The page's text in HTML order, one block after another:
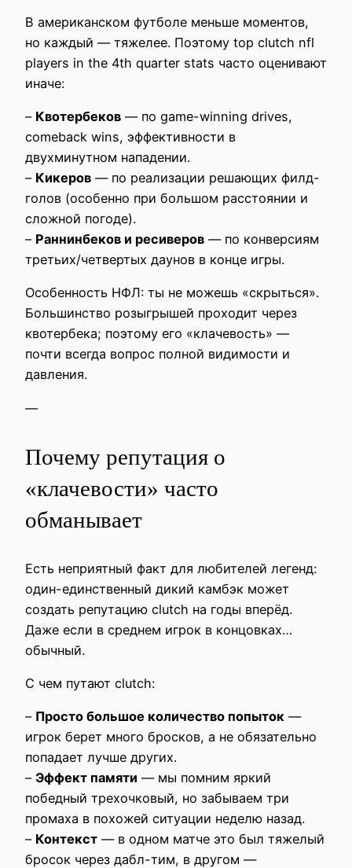
В американском футболе меньше моментов,
но каждый — тяжелее. Поэтому top clutch nfl
players in the 4th quarter stats часто оценивают
иначе:
– Квотербеков — по game-winning drives,
comeback wins, эффективности в
двухминутном нападении.
– Кикеров — по реализации решающих филд-
голов (особенно при большом расстоянии и
сложной погоде).
– Раннинбеков и ресиверов — по конверсиям
третьих/четвертых даунов в конце игры.
Особенность НФЛ: ты не можешь «скрыться».
Большинство розыгрышей проходит через
квотербека; поэтому его «клачевость» —
почти всегда вопрос полной видимости и
давления.
—
Почему репутация о
«клачевости» часто
обманывает
Есть неприятный факт для любителей легенд:
один-единственный дикий камбэк может
создать репутацию clutсh на годы вперёд.
Даже если в среднем игрок в концовках…
обычный.
С чем путают clutch:
– Просто большое количество попыток —
игрок берет много бросков, а не обязательно
попадает лучше других.
– Эффект памяти — мы помним яркий
победный трехочковый, но забываем три
промаха в похожей ситуации неделю назад.
– Контекст — в одном матче это был тяжелый
бросок через дабл-тим, в другом —